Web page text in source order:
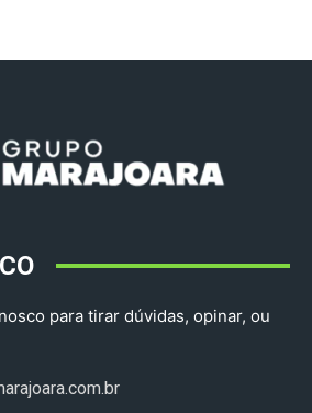
para tirar dúvidas, opinar, ou